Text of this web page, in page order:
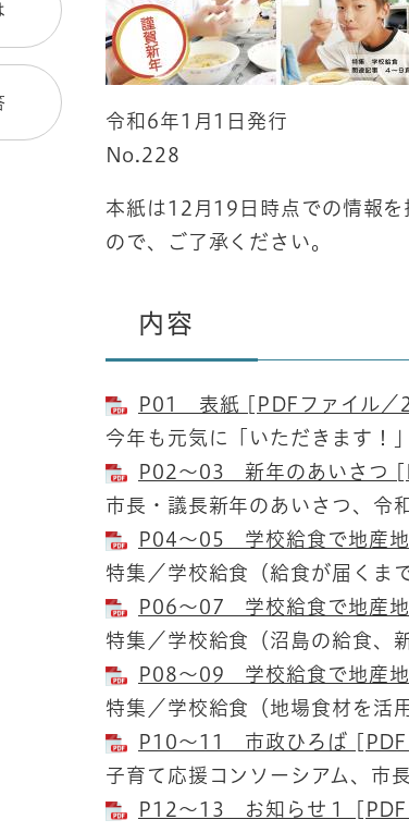
令和6年1月1日発行
No.228
本紙は12月19日時点での情報を
ので、ご了承ください。
内容
P01 表紙 [PDFファイル／
今年も元気に「いただきます！」
P02～03 新年のあいさつ
市長・議長新年のあいさつ、令
P04～05 学校給食で地産
特集／学校給食（給食が届くまで
P06～07 学校給食で地産
特集／学校給食（沼島の給食、
P08～09 学校給食で地産
特集／学校給食（地場食材を活
P10～11 市政ひろば [PDF
子育て応援コンソーシアム、市
P12～13 お知らせ１ [PDF